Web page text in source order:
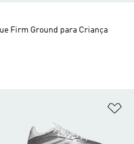
Firm Ground para Criança